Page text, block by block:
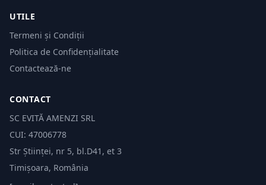
UTILE
Termeni și Condiții
Politica de Confidențialitate
Contactează-ne
CONTACT
SC EVITĂ AMENZI SRL
CUI: 47006778
Str Științei, nr 5, bl.D41, et 3
Timișoara, România